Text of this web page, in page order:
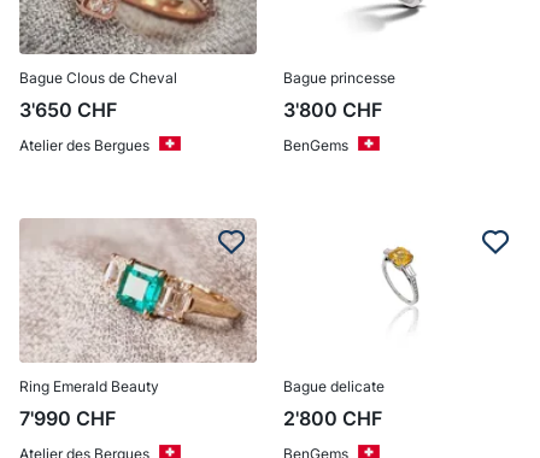
Bague Clous de Cheval
3'650 CHF
Atelier des Bergues
Bague princesse
3'800 CHF
BenGems
Ring Emerald Beauty
7'990 CHF
Atelier des Bergues
Bague delicate
2'800 CHF
BenGems